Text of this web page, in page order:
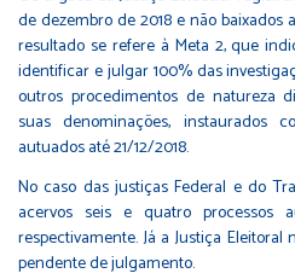
de dezembro de 2018 e não baixados
resultado se refere à Meta 2, que
identificar e julgar 100% das
outros procedimentos de natureza
suas denominações, instaurados
autuados até 21/12/2018.
No caso das justiças Federal e do
acervos seis e quatro processos
respectivamente. Já a Justiça
pendente de julgamento.